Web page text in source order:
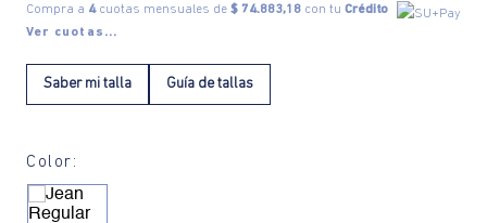
Compra a 4cuotas mensuales de $ 74.883,18 con tu Crédito
Ver cuotas...
Saber mi talla Guía de tallas
Color: